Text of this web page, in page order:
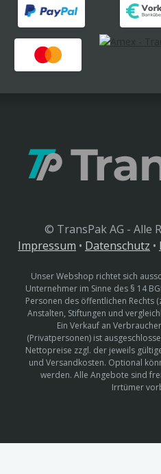
© TransPak AG - Alle
Impressum • Datenschutz •
Unser Webshop richtet sich
Unternehmer im Sinne des § 14
Personen des öffentlichen Rechts
Anstalten, Stiftungen und
Ein Verkauf an
(Privatpersonen) ist
Nettopreise zzgl. der jeweils
und Versandkosten. Optional
werden. Alle Angebote sind
Irrtümer